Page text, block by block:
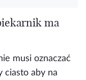
ma
musi oznaczać
ciasto aby na